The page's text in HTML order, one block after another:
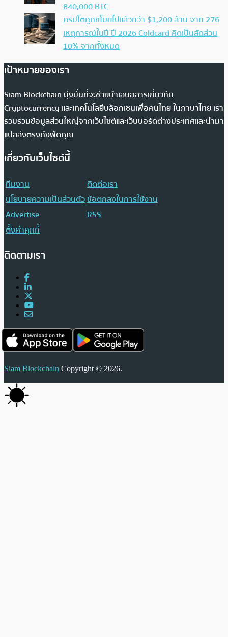
840,000 BTC
คริปโตถูกขโมยไปแล้วกว่า $1,200 ล้าน จาก 276
เหตุการณ์ในปี ปี 2026 Coldcard คิดเป็นสัดส่วน
10% จากทั้งหมด
เป้าหมายของเรา
Siam Blockchain มุ่งมั่นที่จะช่วยนำเสนอสารเกี่ยวกับ
Cryptocurrency และเทคโนโลยีบล็อกเชนเพื่อคนไทย ในภาษาไทย เรา
รวบรวมข้อมูลส่วนใหญ่จากเว็บไซต์และเว็บบอร์ดต่างประเทศและนำมา
แปลส่งตรงถึงฟีดคุณ
เกี่ยวกับเว็บไซต์นี้
ทีมงาน
ติดต่อเรา
นโยบายความเป็นส่วนตัวข้อตกลงในการใช้งาน
Advertise
RSS
ตั้งค่าคุกกี้
ติดตามเรา
Siam Blockchain Copyright © 2026.